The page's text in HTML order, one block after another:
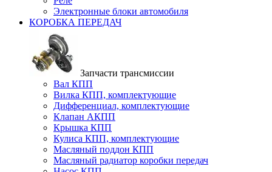
Электронные блоки автомобиля
КОРОБКА ПЕРЕДАЧ
Запчасти трансмиссии
Вал КПП
Вилка КПП, комплектующие
Дифференциал, комплектующие
Клапан АКПП
Крышка КПП
Кулиса КПП, комплектующие
Масляный поддон КПП
Масляный радиатор коробки передач